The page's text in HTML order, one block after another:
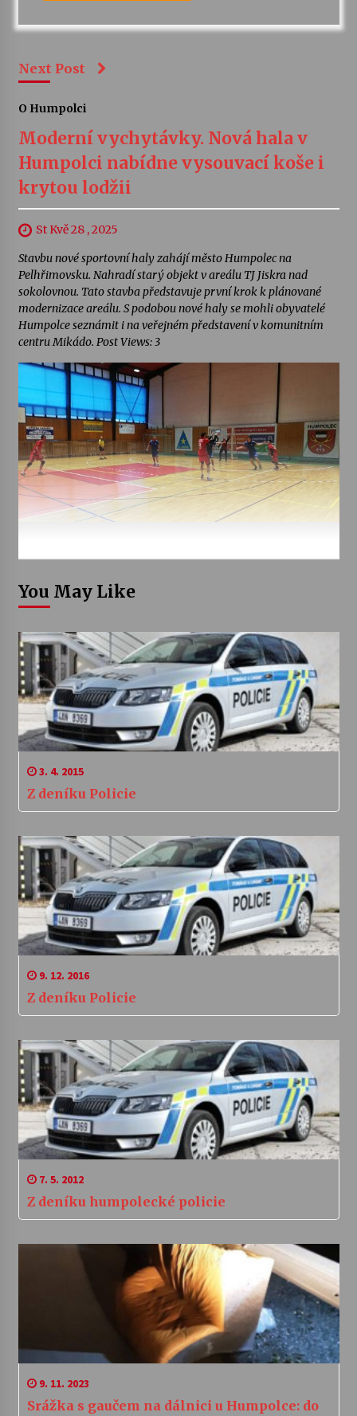
Next Post
O Humpolci
Moderní vychytávky. Nová hala v
Humpolci nabídne vysouvací koše i
krytou lodžii
St Kvě 28 , 2025
Stavbu nové sportovní haly zahájí město Humpolec na
Pelhřimovsku. Nahradí starý objekt v areálu TJ Jiskra nad
sokolovnou. Tato stavba představuje první krok k plánované
modernizace areálu. S podobou nové haly se mohli obyvatelé
Humpolce seznámit i na veřejném představení v komunitním
centru Mikádo. Post Views: 3
You May Like
3. 4. 2015
Z deníku Policie
9. 12. 2016
Z deníku Policie
7. 5. 2012
Z deníku humpolecké policie
9. 11. 2023
Srážka s gaučem na dálnici u Humpolce: do